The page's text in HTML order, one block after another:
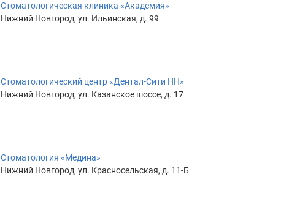
Стоматологическая клиника «Академия»
Нижний Новгород, ул. Ильинская, д. 99
Стоматологический центр «Дентал-Сити НН»
Нижний Новгород, ул. Казанское шоссе, д. 17
Стоматология «Медина»
Нижний Новгород, ул. Красносельская, д. 11-Б